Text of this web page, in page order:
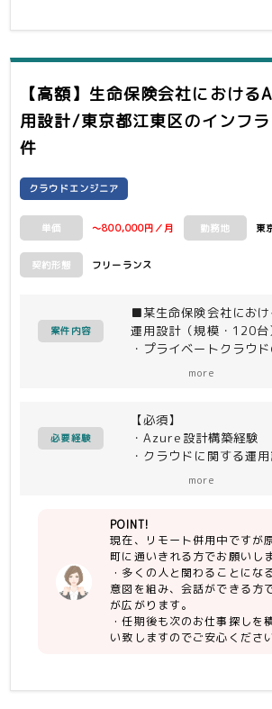
【高額】生命保険会社における
用設計/東京都江東区のインフ
件
クラウドエンジニア
単価 ～800,000円／月 勤務地 東
契約形態 フリーランス
案件内容
■某生命保険会社にお
運用設計（規模・120台
・プライベートクラウ
ており、担当作業内容
当する運用部隊に引き
業の設計」。
けフロー、依頼作業対応
・上記運用作業設計（フ
備）
・運用実施部隊への引継
数回を想定）
※環境を操作するため
Azure構築部隊にて用意
more
必要経験
【必須】
・Azure設計構築経験
・クラウドに関する運
more
POINT!
現在、リモート併用中ですが
町に通いきれる方でお願いし
・多くの人と関わることにな
意図を組み、会話ができる方
が広がります。
・任期後も次のお仕事探しを
い致しますのでご安心ください